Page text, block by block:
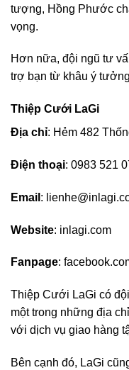
tượng, Hồng Phước
vọng.
Hơn nữa, đội ngũ tư
trợ bạn từ khâu ý
Thiệp Cưới LaGi
Địa chỉ: Hẻm 482
Điện thoại: 0983 521
Email :
Website: inlagi.com
Fanpage:
Thiệp Cưới LaGi có
một trong những địa
với dịch vụ giao hàng
Bên cạnh đó, LaGi